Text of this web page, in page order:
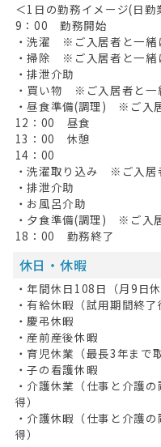
＜1日の勤務イメージ(日勤
9：00 勤務開始
・洗濯 ※ご入居者と一緒
・掃除 ※ご入居者と一緒
・排泄介助
・買い物 ※ご入居者と一
・昼食準備(調理) ※ご入
12：00 昼食
13：00 休憩
14：00
・洗濯取り込み ※ご入居
・排泄介助
・お風呂介助
・夕食準備(調理) ※ご入
18：00 勤務終了
休日・休暇
・年間休日108日（月9日
・有給休暇（試用期間終了
・慶弔休暇
・産前産後休暇
・育児休業（最長3年まで
・子の看護休暇
・介護休業（仕事と介護
得）
・介護休暇（仕事と介護
得）